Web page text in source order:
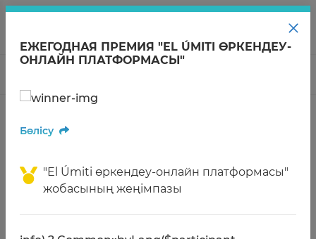
ПЛАТФОРМАСЫ
ЕЖЕГОДНАЯ ПРЕМИЯ "EL ÚMITI ӨРКЕНДЕУ-
ОНЛАЙН ПЛАТФОРМАСЫ"
Бөлісу
"El Úmiti өркендеу-онлайн платформасы"
жобасының жеңімпазы